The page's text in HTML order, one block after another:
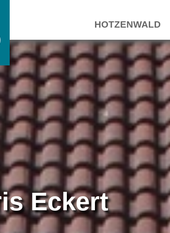
HOTZENWALD
Eckert